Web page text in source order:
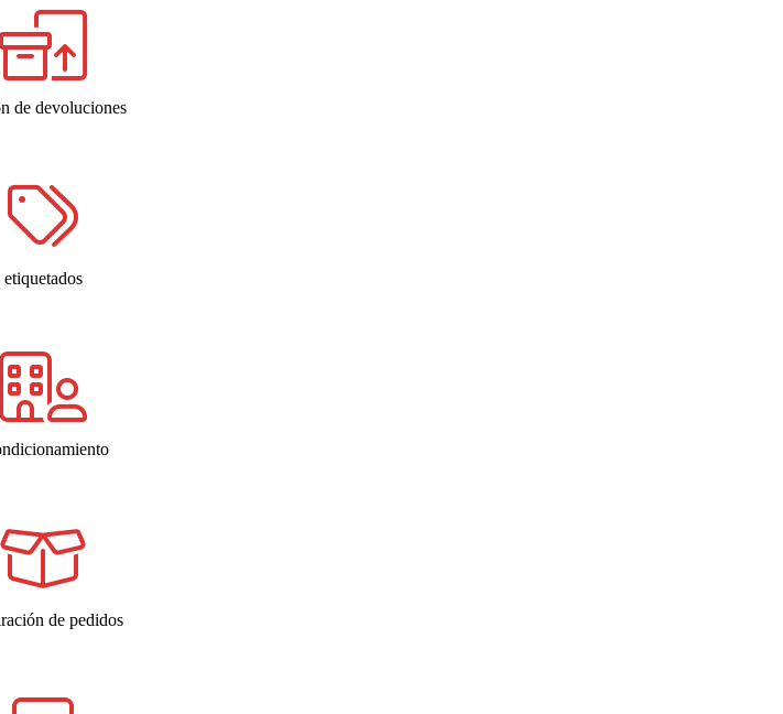
de devoluciones
etiquetados
de pedidos